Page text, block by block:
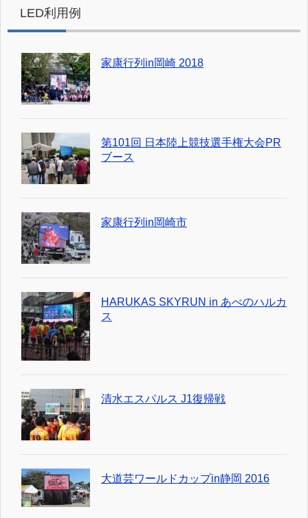
LED利用例
家康行列in岡崎 2018
第101回 日本陸上競技選手権大会PR
ブース
家康行列in岡崎市
HARUKAS SKYRUN in あべのハルカ
ス
清水エスパルス J1復帰戦
大道芸ワールドカップin静岡 2016